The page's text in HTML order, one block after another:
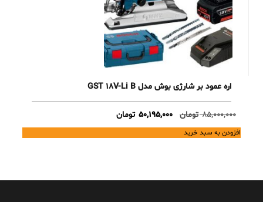
اره عمود بر شارژی بوش مدل GST 18V-Li B
85,000,000 تومان
Original
price
was:
50,195,000 تومانCurrent
price
is:
افزودن به سبد خرید